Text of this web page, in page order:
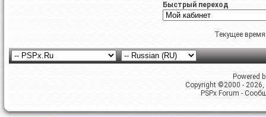
Быстрый переход
Текущее
Powered
Copyright ©2000 -
PSPx Forum -